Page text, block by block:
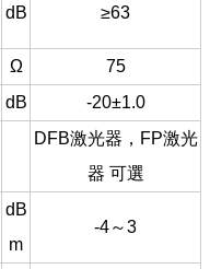
dB ≥63
Ω
75
dB -20±1.0
DFB激光器，FP激光
器 可選
dB
m
-4～3